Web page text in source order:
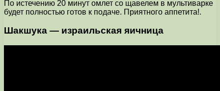
По истечению 20 минут омлет со щавелем в мультиварке
будет полностью готов к подаче. Приятного аппетита!.
Шакшука — израильская яичница